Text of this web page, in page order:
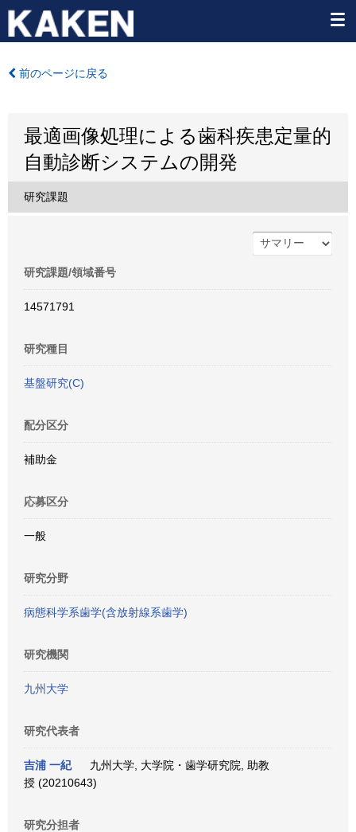
前のページに戻る
最適画像処理による歯科疾患定量的
自動診断システムの開発
研究課題
研究課題/領域番号
14571791
研究種目
基盤研究(C)
配分区分
補助金
応募区分
一般
研究分野
病態科学系歯学(含放射線系歯学)
研究機関
九州大学
研究代表者
吉浦 一紀
九州大学, 大学院・歯学研究院, 助教
授 (20210643)
研究分担者